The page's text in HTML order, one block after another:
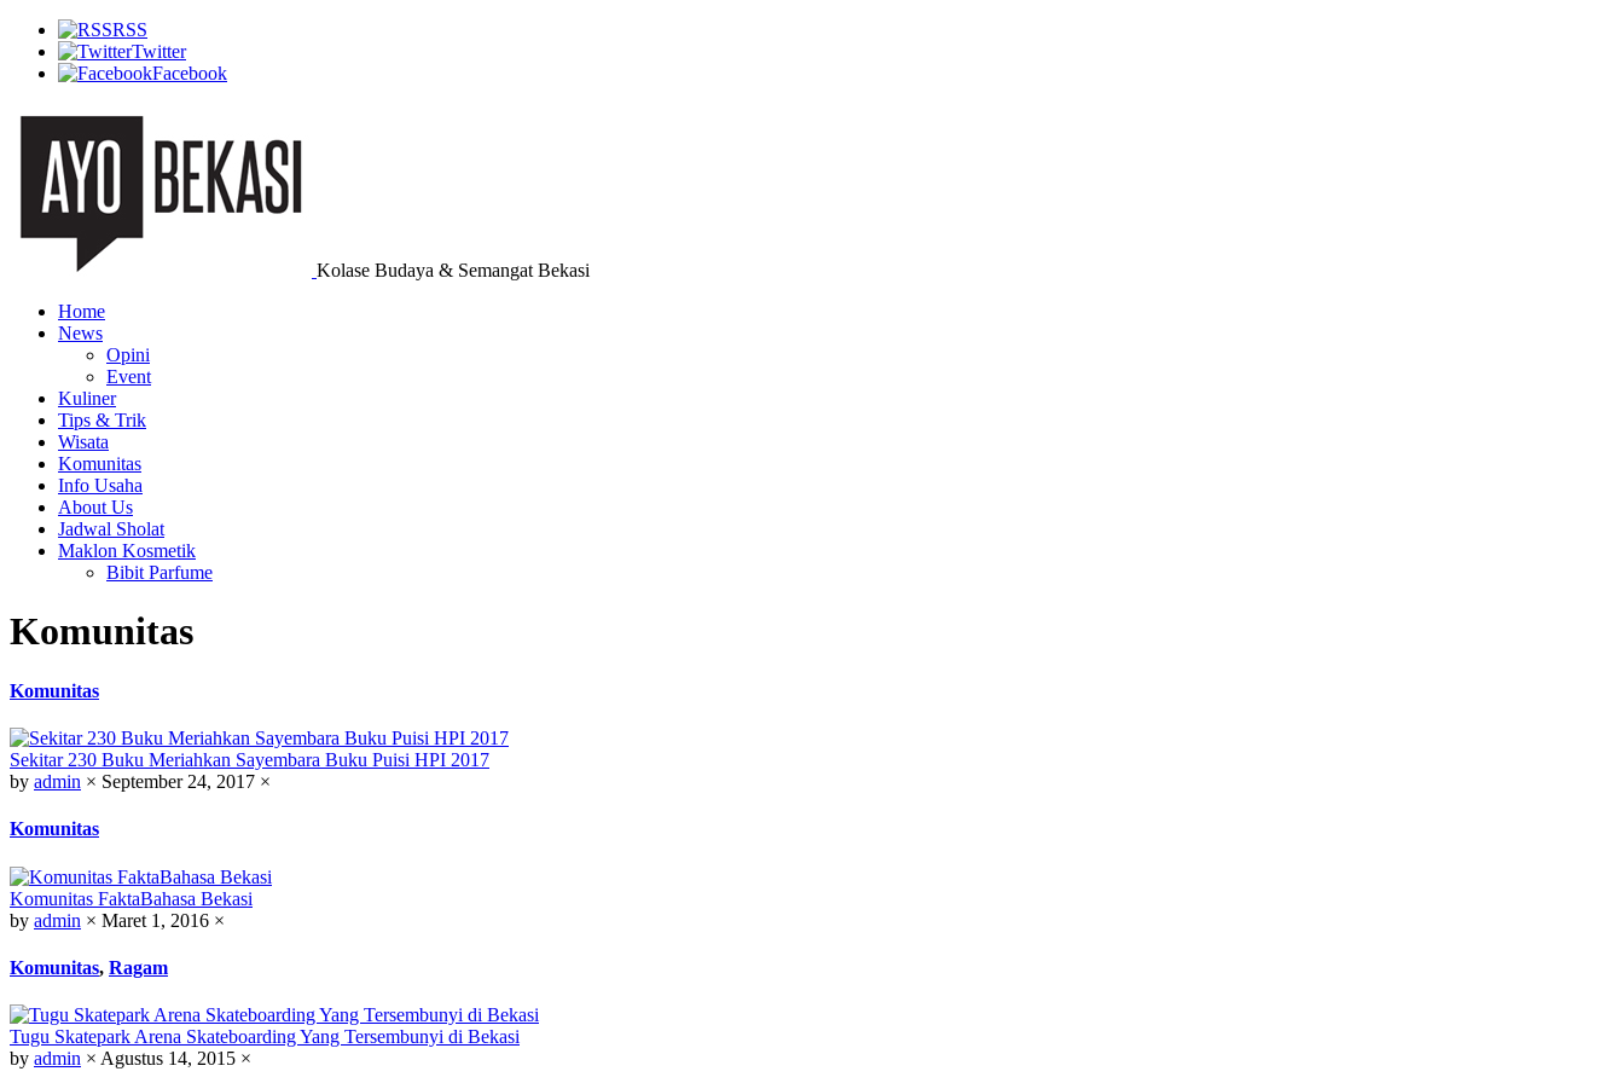
RSS
Twitter
Facebook
Kolase Budaya & Semangat Bekasi
Home
News
Opini
Event
Kuliner
Tips & Trik
Wisata
Komunitas
Info Usaha
About Us
Jadwal Sholat
Maklon Kosmetik
Bibit Parfume
Komunitas
Komunitas
Sekitar 230 Buku Meriahkan Sayembara Buku Puisi HPI 2017
by admin × September 24, 2017 ×
Komunitas
Komunitas FaktaBahasa Bekasi
by admin × Maret 1, 2016 ×
Komunitas, Ragam
Tugu Skatepark Arena Skateboarding Yang Tersembunyi di Bekasi
by admin × Agustus 14, 2015 ×